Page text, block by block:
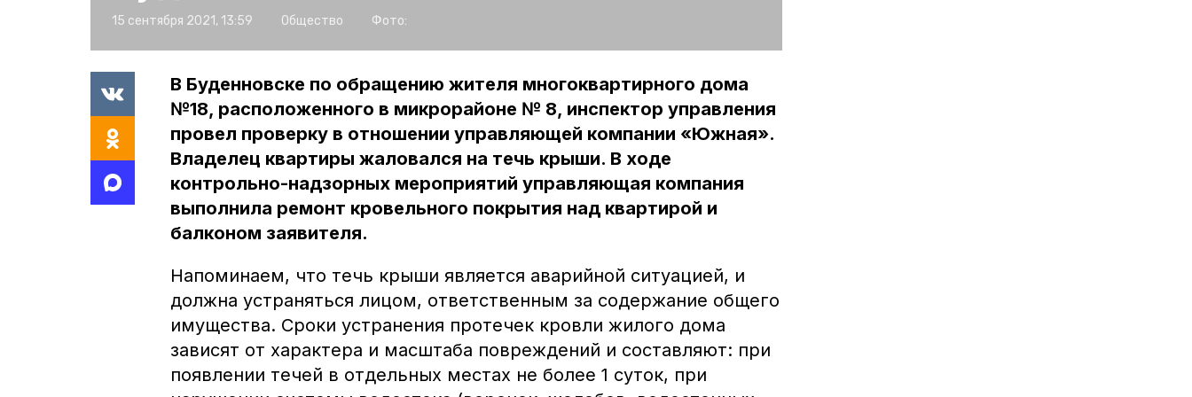
15 сентября 2021, 13:59 Общество Фото:
В Буденновске по обращению жителя многоквартирного дома
№18, расположенного в микрорайоне № 8, инспектор управления
провел проверку в отношении управляющей компании «Южная».
Владелец квартиры жаловался на течь крыши. В ходе
контрольно-надзорных мероприятий управляющая компания
выполнила ремонт кровельного покрытия над квартирой и
балконом заявителя.
Напоминаем, что течь крыши является аварийной ситуацией, и
должна устраняться лицом, ответственным за содержание общего
имущества. Сроки устранения протечек кровли жилого дома
зависят от характера и масштаба повреждений и составляют: при
появлении течей в отдельных местах не более 1 суток, при